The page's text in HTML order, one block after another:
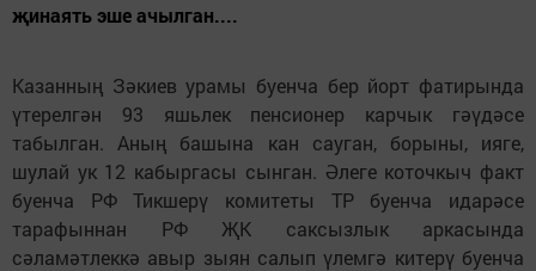
җинаять эше ачылган....
Казанның Зәкиев урамы буенча бер йорт фатирында
үтерелгән 93 яшьлек пенсионер карчык гәүдәсе
табылган. Аның башына кан сауган, борыны, ияге,
шулай ук 12 кабыргасы сынган. Әлеге коточкыч факт
буенча РФ Тикшерү комитеты ТР буенча идарәсе
тарафыннан РФ ҖК саксызлык аркасында
сәламәтлеккә авыр зыян салып үлемгә китерү буенча